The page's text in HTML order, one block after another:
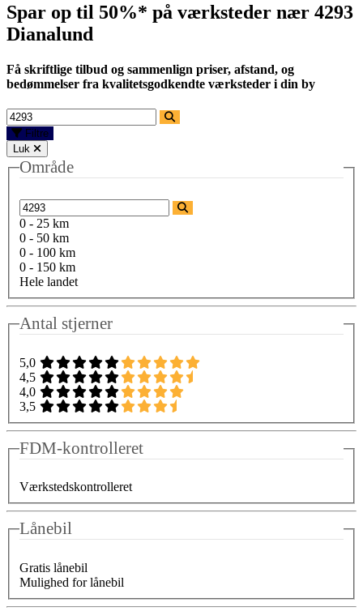
Spar op til 50%* på værksteder nær 4293
Dianalund
Få skriftlige tilbud og sammenlign priser, afstand, og
bedømmelser fra kvalitetsgodkendte værksteder i din by
Filtre
Luk
Område
0 - 25 km
0 - 50 km
0 - 100 km
0 - 150 km
Hele landet
Antal stjerner
5,0
4,5
4,0
3,5
FDM-kontrolleret
Værkstedskontrolleret
Lånebil
Gratis lånebil
Mulighed for lånebil